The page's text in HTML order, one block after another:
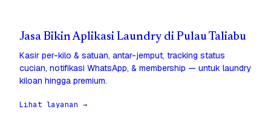
Jasa Bikin Aplikasi Laundry di Pulau Taliabu
Kasir per-kilo & satuan, antar-jemput, tracking status
cucian, notifikasi WhatsApp, & membership — untuk laundry
kiloan hingga premium.
Lihat layanan →